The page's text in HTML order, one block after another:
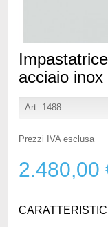
acciaio inox
Art.:1488
Prezzi IVA esclusa
2.480,00